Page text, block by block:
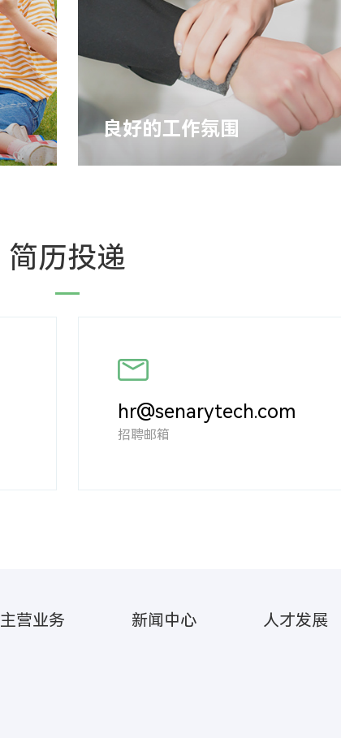
良好的工作氛围
简历投递
hr@senarytech.com
招聘邮箱
主营业务 新闻中心 人才发展